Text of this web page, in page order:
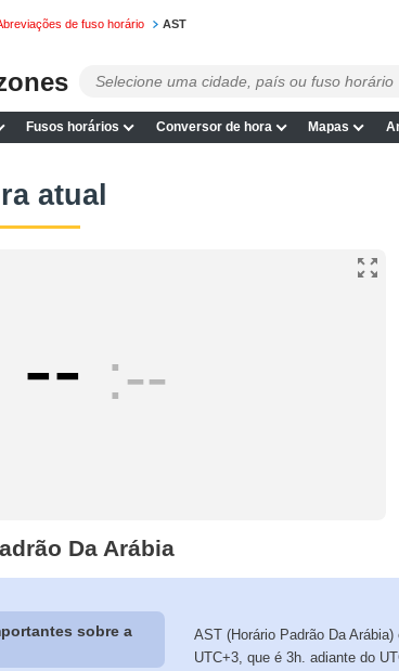
de fuso horário AST
Fusos horários Conversor de hora Mapas
atual
-- --
Da Arábia
sobre a
AST (Horário Padrão Da
UTC+3, que é 3h. adiante do